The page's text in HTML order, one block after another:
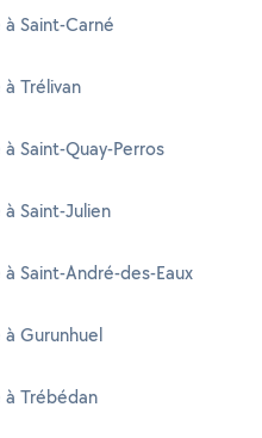
Saint-Carné
Trélivan
Saint-Quay-Perros
Saint-Julien
Saint-André-des-Eaux
Gurunhuel
Trébédan